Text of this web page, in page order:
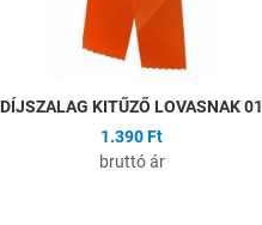
DÍJSZALAG KITŰZŐ LOVASNAK 01
1.390 Ft
bruttó ár